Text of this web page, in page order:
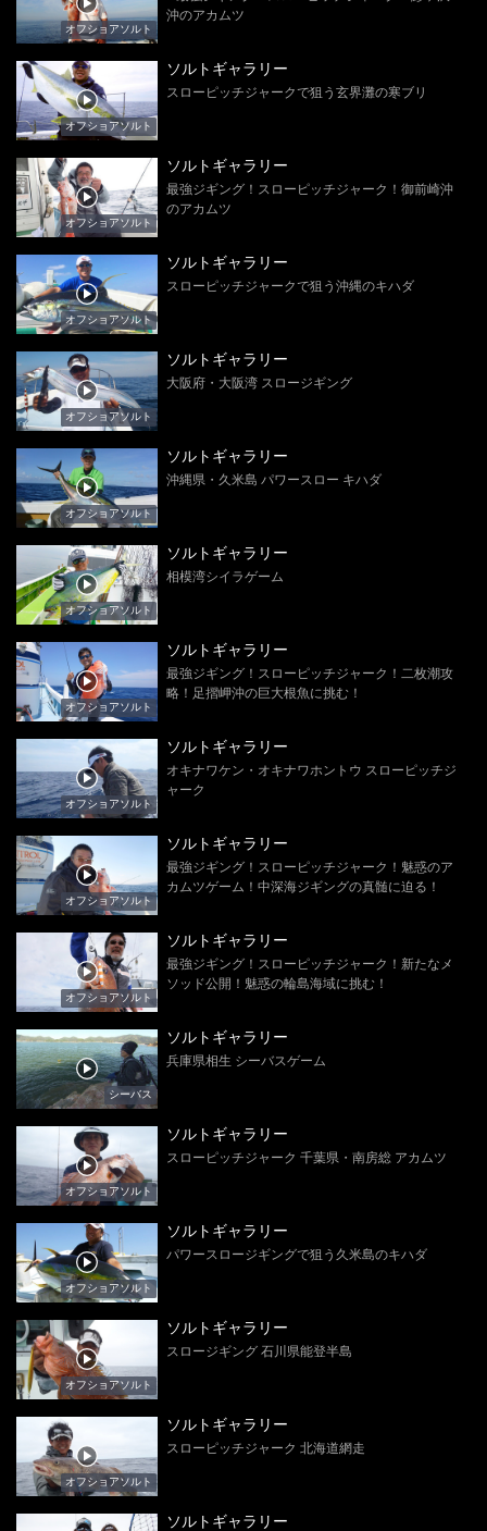
オフショアソルト
沖のアカムツ
オフショアソルト
ソルトギャラリー
スローピッチジャークで狙う玄界灘の寒ブリ
オフショアソルト
ソルトギャラリー
最強ジギング！スローピッチジャーク！御前崎沖
のアカムツ
オフショアソルト
ソルトギャラリー
スローピッチジャークで狙う沖縄のキハダ
オフショアソルト
ソルトギャラリー
大阪府・大阪湾 スロージギング
オフショアソルト
ソルトギャラリー
沖縄県・久米島 パワースロー キハダ
オフショアソルト
ソルトギャラリー
相模湾シイラゲーム
オフショアソルト
ソルトギャラリー
最強ジギング！スローピッチジャーク！二枚潮攻
略！足摺岬沖の巨大根魚に挑む！
オフショアソルト
ソルトギャラリー
オキナワケン・オキナワホントウ スローピッチジ
ャーク
オフショアソルト
ソルトギャラリー
最強ジギング！スローピッチジャーク！魅惑のア
カムツゲーム！中深海ジギングの真髄に迫る！
オフショアソルト
ソルトギャラリー
最強ジギング！スローピッチジャーク！新たなメ
ソッド公開！魅惑の輪島海域に挑む！
シーバス
ソルトギャラリー
兵庫県相生 シーバスゲーム
オフショアソルト
ソルトギャラリー
スローピッチジャーク 千葉県・南房総 アカムツ
オフショアソルト
ソルトギャラリー
パワースロージギングで狙う久米島のキハダ
オフショアソルト
ソルトギャラリー
スロージギング 石川県能登半島
オフショアソルト
ソルトギャラリー
スローピッチジャーク 北海道網走
ソルトギャラリー